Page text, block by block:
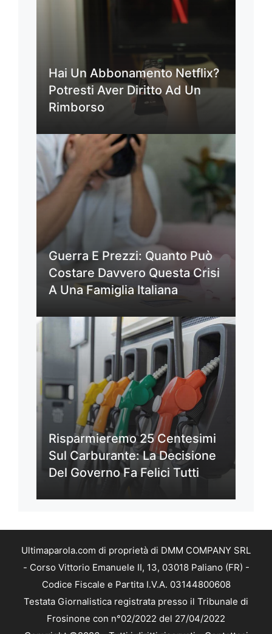
Hai Un Abbonamento Netflix?
Potresti Aver Diritto Ad Un
Rimborso
Guerra E Prezzi: Quanto Può
Costare Davvero Questa Crisi
A Una Famiglia Italiana
Risparmieremo 25 Centesimi
Sul Carburante: La Decisione
Del Governo Fa Felici Tutti
Ultimaparola.com di proprietà di DMM COMPANY SRL
- Corso Vittorio Emanuele II, 13, 03018 Paliano (FR) -
Codice Fiscale e Partita I.V.A. 03144800608
Testata Giornalistica registrata presso il Tribunale di
Frosinone con n°02/2022 del 27/04/2022